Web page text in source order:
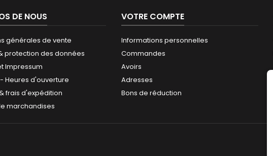
DE NOUS
générales de vente
protection des données
Impressum
Heures d'ouverture
frais d'expédition
marchandises
VOTRE COMPTE
Informations personnelles
Commandes
Avoirs
Adresses
Bons de réduction